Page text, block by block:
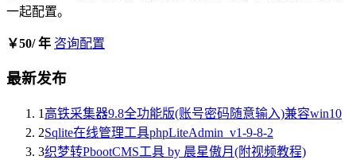
一起配置。
￥50/ 年 咨询配置
最新发布
1 高铁采集器9.8全功能版(账号密码随意输入)兼容win10
2Sqlite在线管理工具phpLiteAdmin_v1-9-8-2
3织梦转PbootCMS工具 by 晨星傲月(附视频教程)